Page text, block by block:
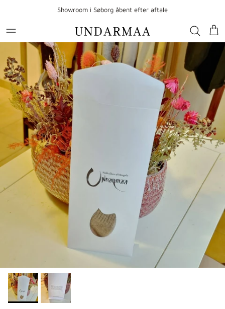
Showroom i Søborg åbent efter aftale
Gå til produktoplysninger